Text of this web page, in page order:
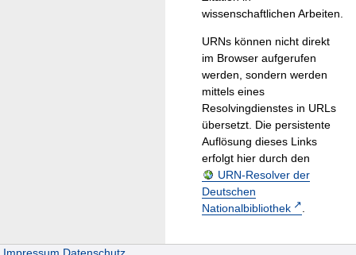
wissenschaftlichen Arbeiten.
URNs können nicht direkt
im Browser aufgerufen
werden, sondern werden
mittels eines
Resolvingdienstes in URLs
übersetzt. Die persistente
Auflösung dieses Links
erfolgt hier durch den
URN-Resolver der
Deutschen
Nationalbibliothek
.